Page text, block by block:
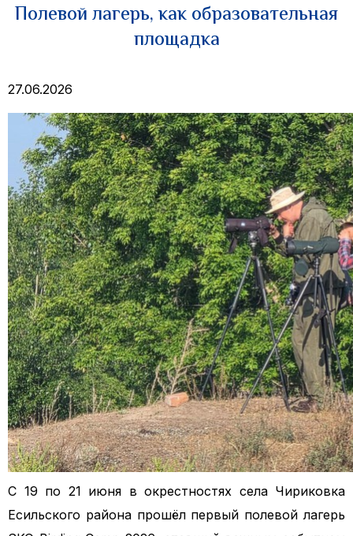
Полевой лагерь, как образовательная
площадка
27.06.2026
С 19 по 21 июня в окрестностях села Чириковка
Есильского района прошёл первый полевой лагерь